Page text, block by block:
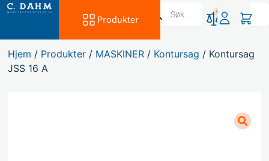
Produkter
0
Hjem / Produkter / MASKINER / Kontursag / Kontursag
JSS 16 A